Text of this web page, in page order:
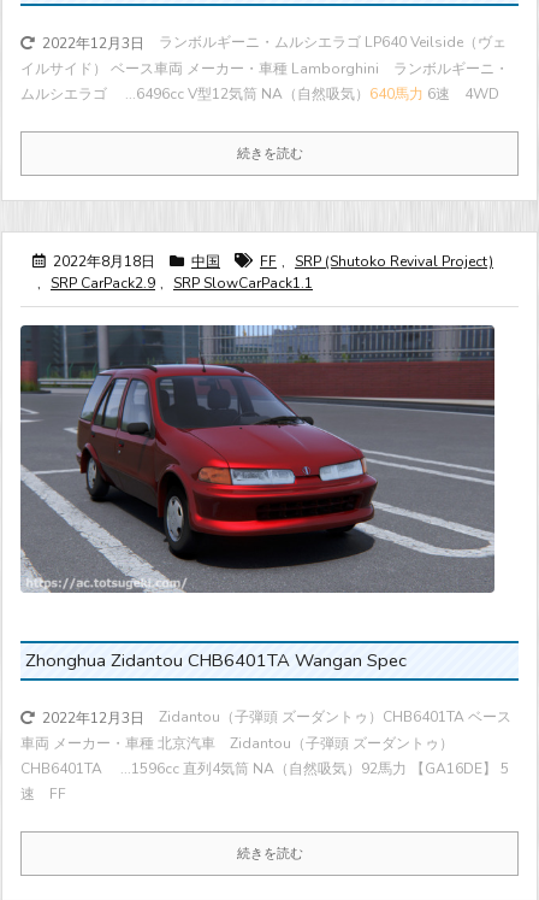
2022年12月3日
ランボルギーニ・ムルシエラゴ LP640 Veilside（ヴェ
イルサイド） ベース車両 メーカー・車種 Lamborghini ランボルギーニ・
ムルシエラゴ ...6496cc V型12気筒 NA（自然吸気） 640馬力 6速 4WD
続きを読む
2022年8月18日 中国 FF , SRP (Shutoko Revival Project)
, SRP CarPack2.9 , SRP SlowCarPack1.1
Zhonghua Zidantou CHB6401TA Wangan Spec
2022年12月3日
Zidantou（子弾頭 ズーダントゥ）CHB6401TA ベース
車両 メーカー・車種 北京汽車 Zidantou（子弾頭 ズーダントゥ）
CHB6401TA ...1596cc 直列4気筒 NA（自然吸気） 92馬力
【GA16DE】 5
速 FF
続きを読む